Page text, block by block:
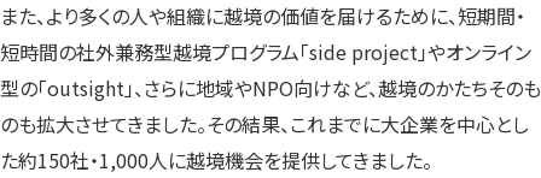
また、より多くの人や組織に越境の価値を届けるために、短期間・
短時間の社外兼務型越境プログラム「side project」やオンライン
型の「outsight」、さらに地域やNPO向けなど、越境のかたちそのも
のも拡大させてきました。その結果、これまでに大企業を中心とし
た約150社・1,000人に越境機会を提供してきました。